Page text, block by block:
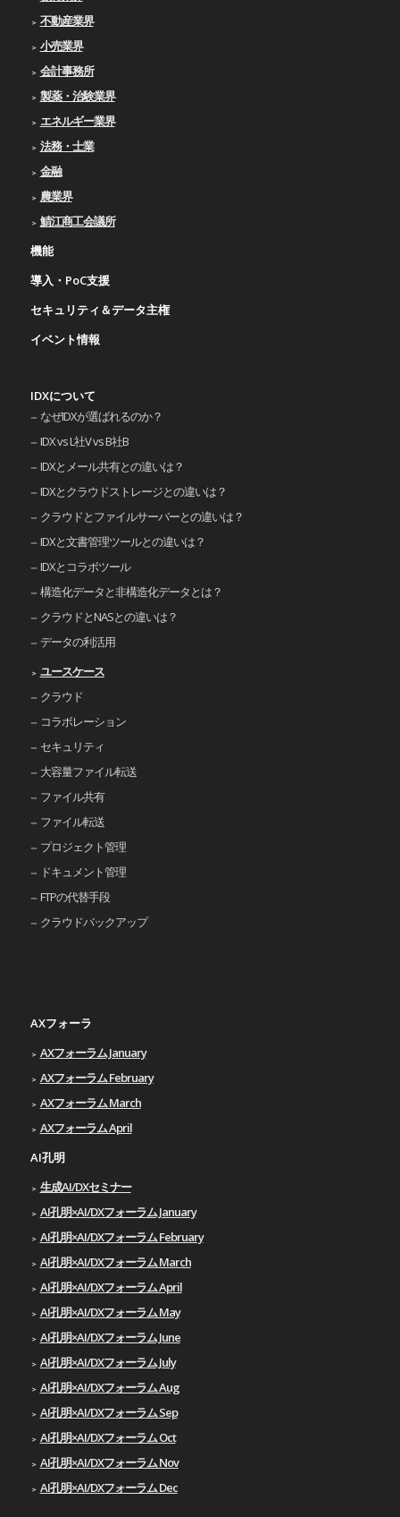
不動産業界
小売業界
会計事務所
製薬・治験業界
エネルギー業界
法務・士業
金融
農業界
鯖江商工会議所
機能
導入・PoC支援
セキュリティ＆データ主権
イベント情報
IDXについて
なぜIDXが選ばれるのか？
IDX vs L社V vs B社B
IDXとメール共有との違いは？
IDXとクラウドストレージとの違いは？
クラウドとファイルサーバーとの違いは？
IDXと文書管理ツールとの違いは？
IDXとコラボツール
構造化データと非構造化データとは？
クラウドとNASとの違いは？
データの利活用
ユースケース
クラウド
コラボレーション
セキュリティ
大容量ファイル転送
ファイル共有
ファイル転送
プロジェクト管理
ドキュメント管理
FTPの代替手段
クラウドバックアップ
AXフォーラ
AXフォーラム January
AXフォーラム February
AXフォーラム March
AXフォーラム April
AI孔明
生成AI/DXセミナー
AI孔明×AI/DXフォーラム January
AI孔明×AI/DXフォーラム February
AI孔明×AI/DXフォーラム March
AI孔明×AI/DXフォーラム April
AI孔明×AI/DXフォーラム May
AI孔明×AI/DXフォーラム June
AI孔明×AI/DXフォーラム July
AI孔明×AI/DXフォーラム Aug
AI孔明×AI/DXフォーラム Sep
AI孔明×AI/DXフォーラム Oct
AI孔明×AI/DXフォーラム Nov
AI孔明×AI/DXフォーラム Dec